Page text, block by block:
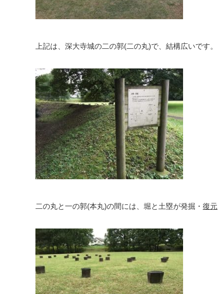
上記は、深大寺城の二の郭(二の丸)で、結構広いです。
二の丸と一の郭(本丸)の間には、堀と土塁が発掘・ 復元